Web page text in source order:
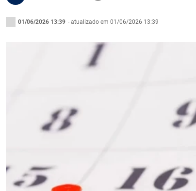
01/06/2026 13:39 - atualizado em 01/06/2026 13:39